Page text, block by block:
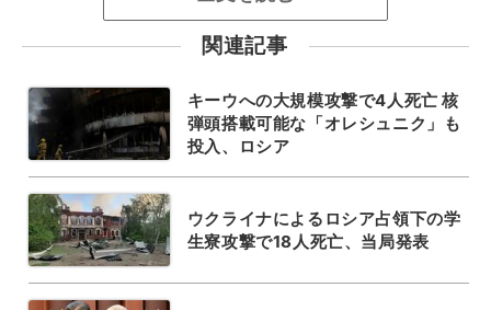
関連記事
キーウへの大規模攻撃で4人死亡 核
弾頭搭載可能な「オレシュニク」も
投入、ロシア
ウクライナによるロシア占領下の学
生寮攻撃で18人死亡、当局発表